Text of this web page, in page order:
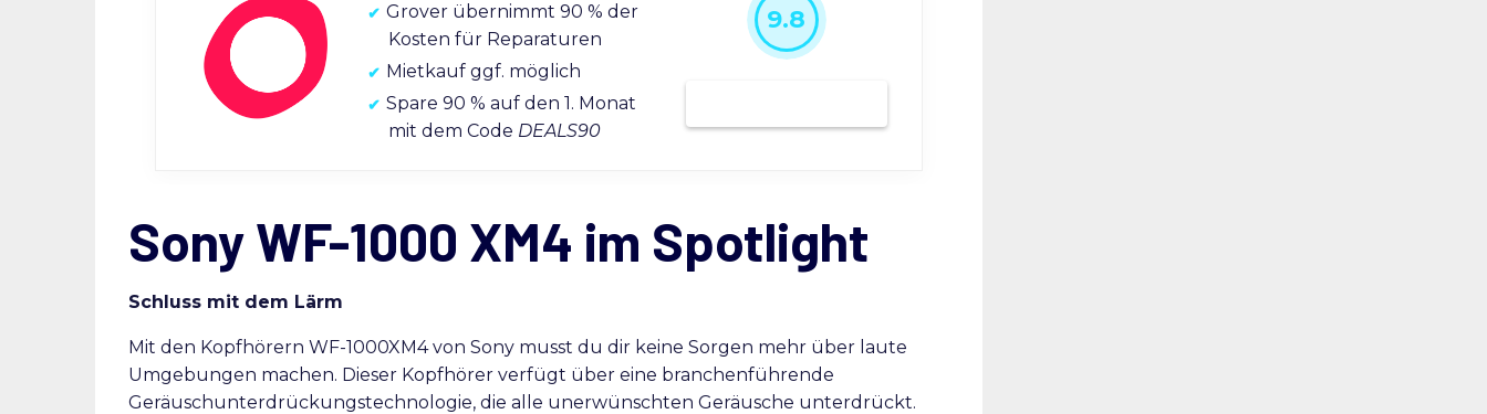
Grover übernimmt 90 % der
Kosten für Reparaturen
Mietkauf ggf. möglich
Spare 90 % auf den 1. Monat
mit dem Code DEALS90
9.8
Sony WF-1000 XM4 im Spotlight
Schluss mit dem Lärm
Mit den Kopfhörern WF-1000XM4 von Sony musst du dir keine Sorgen mehr über laute
Umgebungen machen. Dieser Kopfhörer verfügt über eine branchenführende
Geräuschunterdrückungstechnologie, die alle unerwünschten Geräusche unterdrückt.